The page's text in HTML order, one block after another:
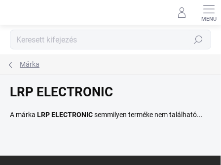
tartalomhoz
Keresés
Márka
LRP ELECTRONIC
A márka LRP ELECTRONICsemmilyen terméke nem található...